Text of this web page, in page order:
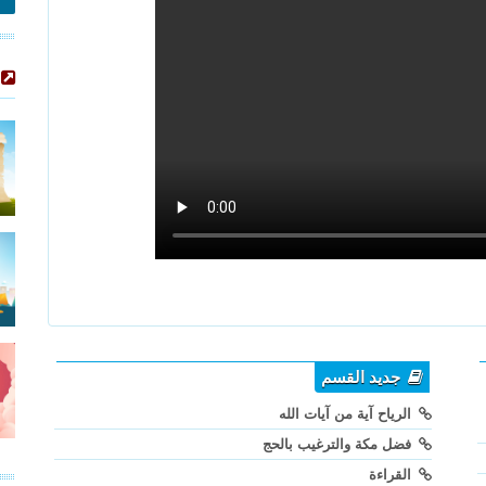
جديد القسم
الرياح آية من آيات الله
فضل مكة والترغيب بالحج
القراءة